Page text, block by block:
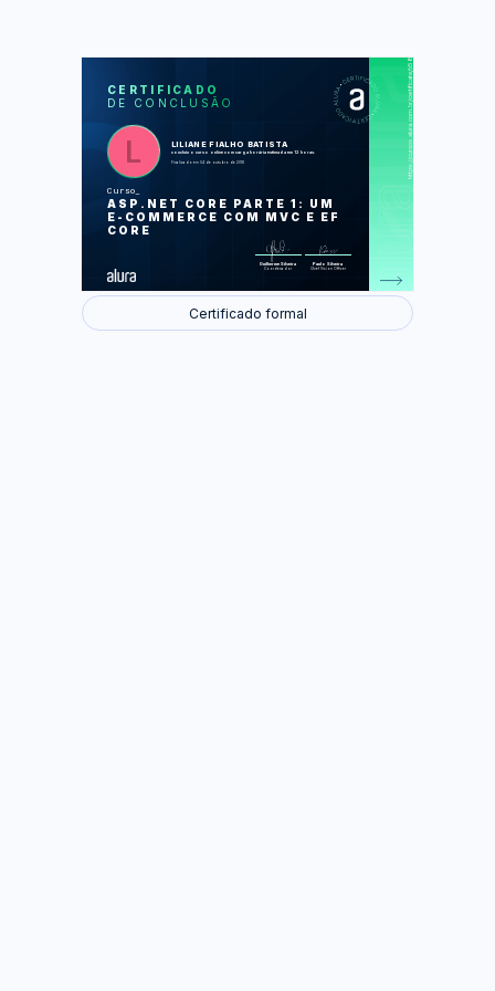
CERTIFICADO
DE CONCLUSÃO
LILIANE FIALHO BATISTA
concluiu o curso online com carga horária estimada em 12 horas.
Finalizado em 04 de outubro de 2018
Curso
ASP.NET CORE PARTE 1: UM
E-COMMERCE COM MVC E EF
CORE
Guilherme Silveira
Coordenador
Paulo Silveira
Chief Vision Officer
https://cursos.alura.com.br/certificate/b5813ef6-3d4a-4711-ac16-a45c6625e142
LAS
Criando Uma Aplicação com ASP.NET
Exibindo o Catálogo de Produtos
Foram feitas 71 de 74 atividades.
Certificado formal